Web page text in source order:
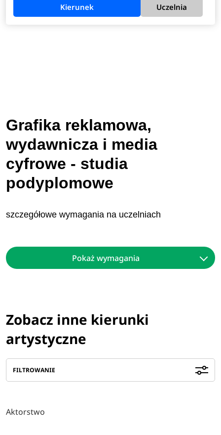
Kierunek Uczelnia
Grafika reklamowa,
wydawnicza i media
cyfrowe - studia
podyplomowe
szczegółowe wymagania na uczelniach
Pokaż wymagania
Zobacz inne kierunki
artystyczne
FILTROWANIE
Aktorstwo